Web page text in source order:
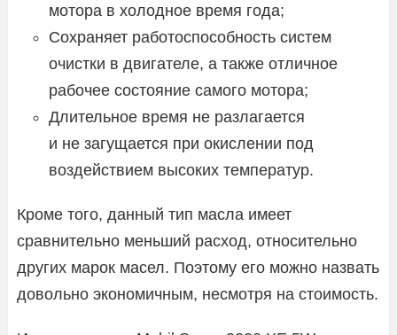
мотора в холодное время года;
Сохраняет работоспособность систем
очистки в двигателе, а также отличное
рабочее состояние самого мотора;
Длительное время не разлагается
и не загущается при окислении под
воздействием высоких температур.
Кроме того, данный тип масла имеет
сравнительно меньший расход, относительно
других марок масел. Поэтому его можно назвать
довольно экономичным, несмотря на стоимость.